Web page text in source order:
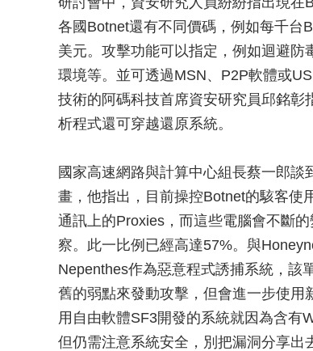
各國Botnet還有不同價碼，例如每千台
美元。攻擊功能可以指定，例如迴避
環境等。並可透過MSN、P2P軟體或
技術的阿碼科技首席資安研究員邱銘
析程式還可穿越還原系統。
國家高速網路與計算中心組長蔡一郎
畫，他指出，目前操控Botnet的駭客使
通訊上的Proxies，而這些電腦會不斷
察。此一比例已經高達57%。與
Nepenthes作為惡意程式誘捕系統，該
舊的弱點來發動攻擊，但會進一步使
用自由軟體SF3開發的系統就因為含有
但仍需注意系統安全，別把漏洞分享出